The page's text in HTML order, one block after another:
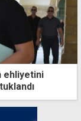
ehliyetini